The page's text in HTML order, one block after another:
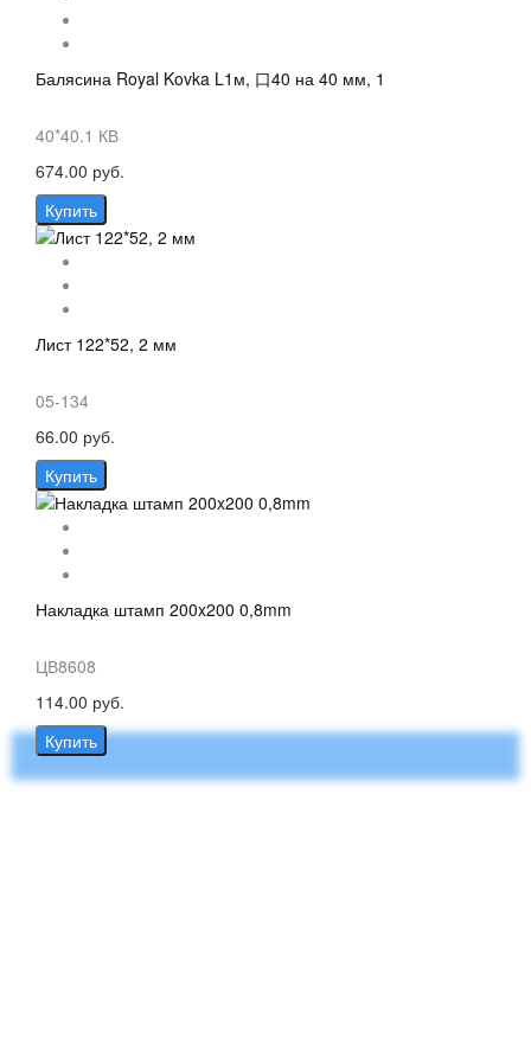
Балясина Royal Kovka L1м, 口40 на 40 мм, 1
40*40.1 КВ
674.00 руб.
Купить
Лист 122*52, 2 мм
05-134
66.00 руб.
Купить
Накладка штамп 200x200 0,8mm
ЦВ8608
114.00 руб.
Купить